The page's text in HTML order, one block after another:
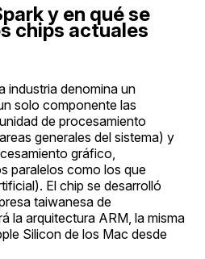
y en qué se
chips actuales
industria denomina un
solo componente las
de procesamiento
generales del sistema) y
gráfico,
paralelos como los que
El chip se desarrolló
taiwanesa de
la arquitectura ARM, la misma
Silicon de los Mac desde